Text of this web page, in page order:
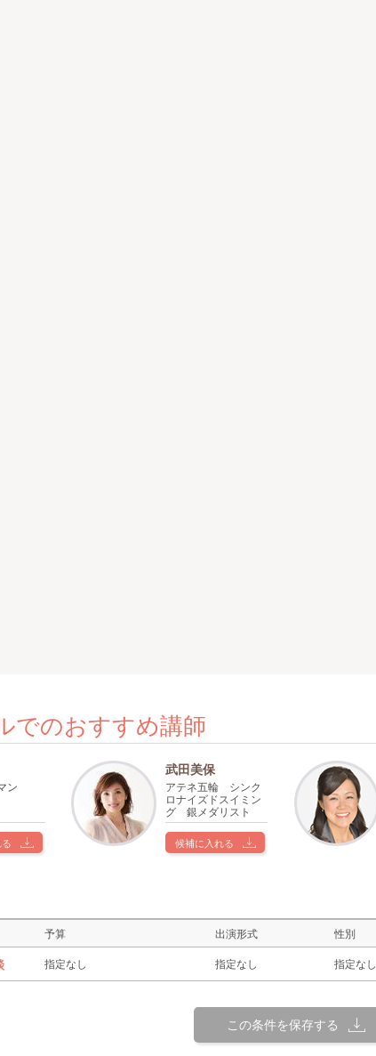
でのおすすめ講師
ン
武田美保
アテネ五輪 シンク
ロナイズドスイミン
グ 銀メダリスト
候補に入れる
予算 出演形式 性別
指定なし 指定なし 指定なし
この条件を保存する